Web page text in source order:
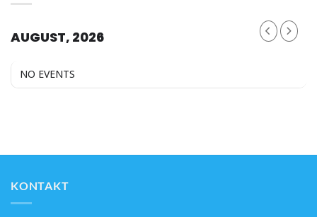
AUGUST, 2026
NO EVENTS
KONTAKT